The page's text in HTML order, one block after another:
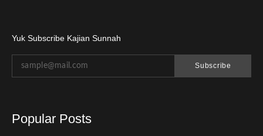
Yuk Subscribe Kajian Sunnah
Subscribe
Popular Posts